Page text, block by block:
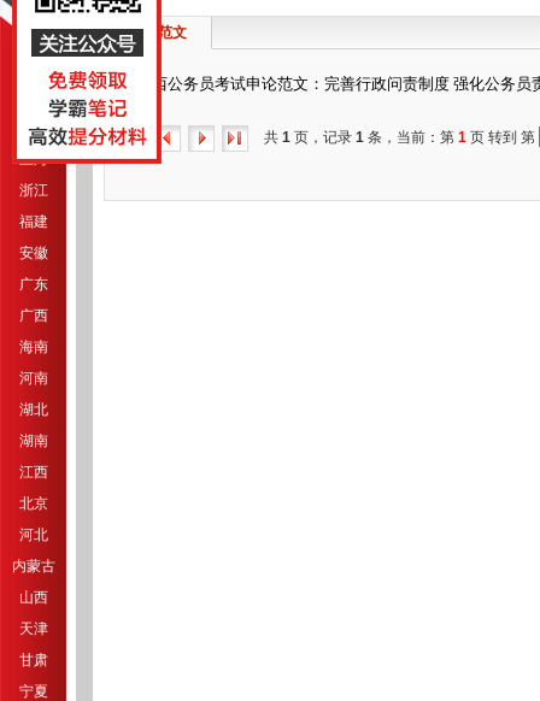
江苏
上海
浙江
福建
安徽
广东
广西
海南
河南
湖北
湖南
江西
北京
河北
内蒙古
山西
天津
甘肃
宁夏
申论范文
陕西公务员考试申论范文：完善行政问责制度 强化公务员
共 1 页，记录 1 条，当前：第 1 页 转到 第